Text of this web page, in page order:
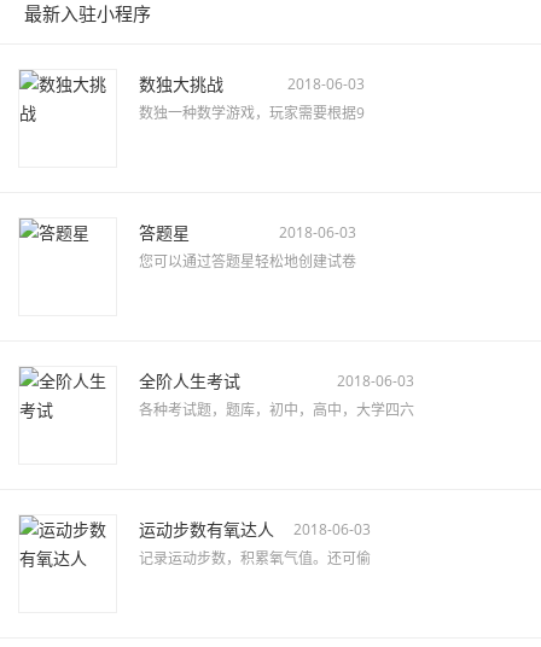
最新入驻小程序
数独大挑战
2018-06-03
数独一种数学游戏，玩家需要根据9
答题星
2018-06-03
您可以通过答题星轻松地创建试卷
全阶人生考试
2018-06-03
各种考试题，题库，初中，高中，大学四六
运动步数有氧达人
2018-06-03
记录运动步数，积累氧气值。还可偷